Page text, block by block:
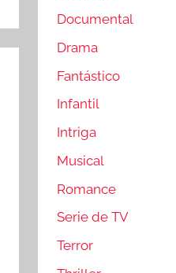
Documental
Drama
Fantástico
Infantil
Intriga
Musical
Romance
Serie de TV
Terror